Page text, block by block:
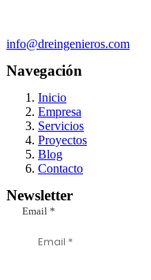
info@dreingenieros.com
Navegación
Inicio
Empresa
Servicios
Proyectos
Blog
Contacto
Newsletter
Email *